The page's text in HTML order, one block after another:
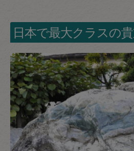
日本で最大クラスの